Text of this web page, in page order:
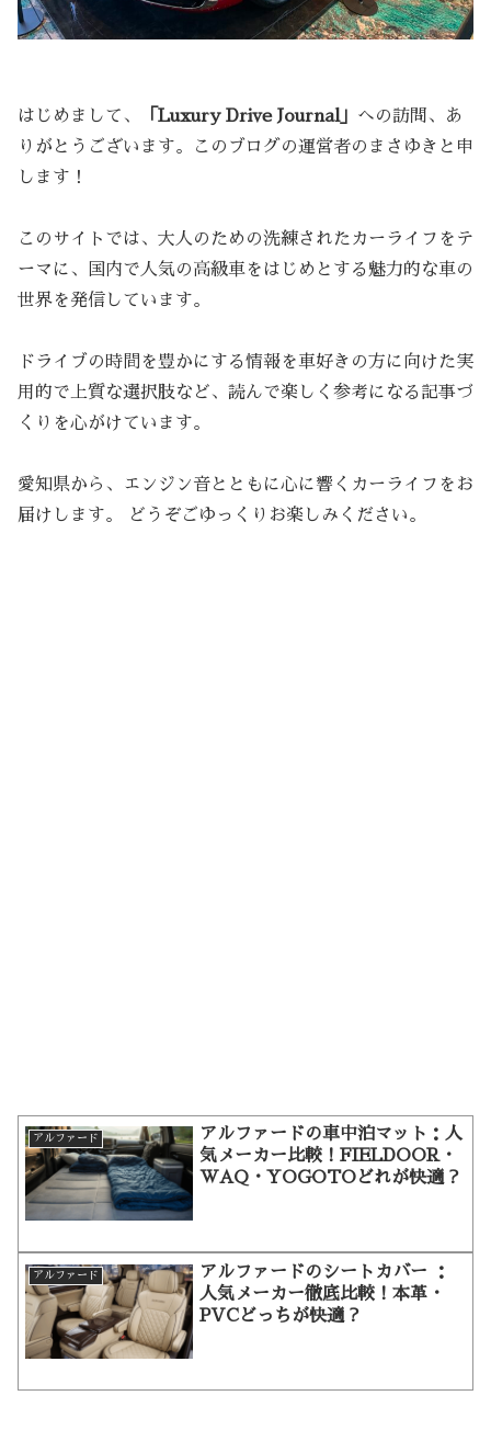
はじめまして、 「Luxury Drive Journal」 への訪問、あ
りがとうございます。このブログの運営者のまさゆきと申
します！
このサイトでは、大人のための洗練されたカーライフをテ
ーマに、国内で人気の高級車をはじめとする魅力的な車の
世界を発信しています。
ドライブの時間を豊かにする情報を車好きの方に向けた実
用的で上質な選択肢など、読んで楽しく参考になる記事づ
くりを心がけています。
愛知県から、エンジン音とともに心に響くカーライフをお
届けします。 どうぞごゆっくりお楽しみください。
アルファード
アルファードの車中泊マット：人
気メーカー比較！FIELDOOR・
WAQ・YOGOTOどれが快適？
アルファード
アルファードのシートカバー ：
人気メーカー徹底比較！本革・
PVCどっちが快適？